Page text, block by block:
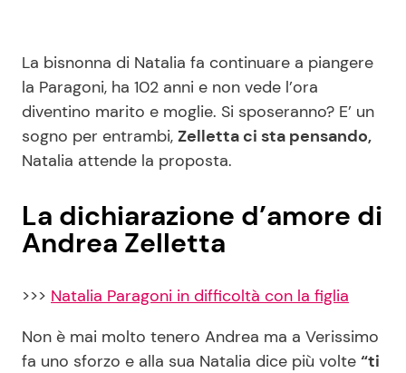
La bisnonna di Natalia fa continuare a piangere
la Paragoni, ha 102 anni e non vede l’ora
diventino marito e moglie. Si sposeranno? E’ un
sogno per entrambi, Zelletta ci sta pensando,
Natalia attende la proposta.
La dichiarazione d’amore di
Andrea Zelletta
>>> Natalia Paragoni in difficoltà con la figlia
Non è mai molto tenero Andrea ma a Verissimo
fa uno sforzo e alla sua Natalia dice più volte “ti